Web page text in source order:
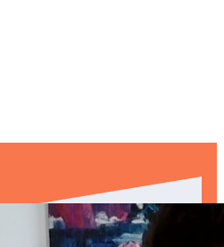
necesitas para entender